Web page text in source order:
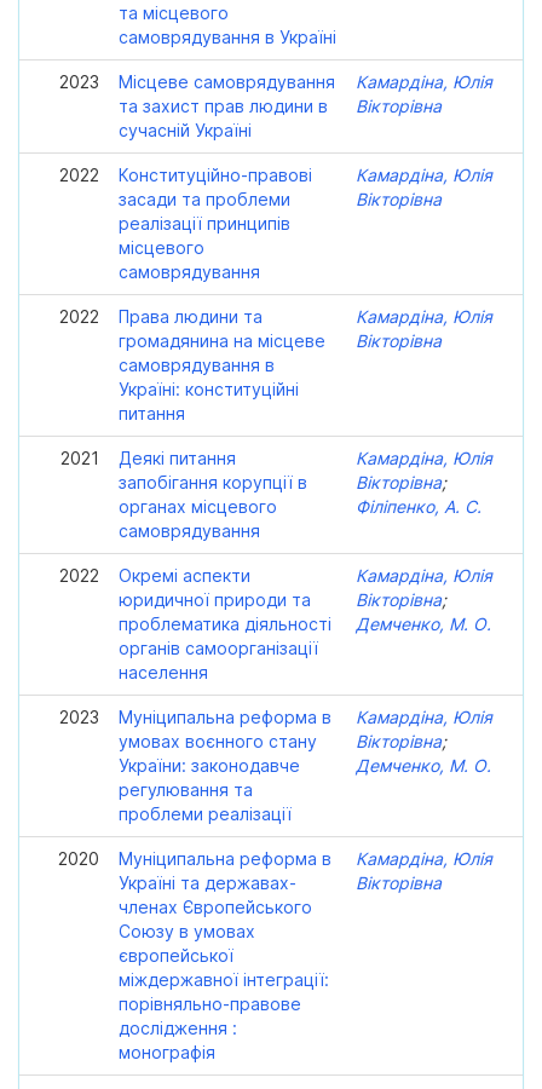
та місцевого
самоврядування в Україні
2023
Місцеве самоврядування
та захист прав людини в
сучасній Україні
Камардіна, Юлія
Вікторівна
2022
Конституційно-правові
засади та проблеми
реалізації принципів
місцевого
самоврядування
Камардіна, Юлія
Вікторівна
2022
Права людини та
громадянина на місцеве
самоврядування в
Україні: конституційні
питання
Камардіна, Юлія
Вікторівна
2021
Деякі питання
запобігання корупції в
органах місцевого
самоврядування
Камардіна, Юлія
Вікторівна;
Філіпенко, А. С.
2022
Окремі аспекти
юридичної природи та
проблематика діяльності
органів самоорганізації
населення
Камардіна, Юлія
Вікторівна;
Демченко, М. О.
2023
Муніципальна реформа в
умовах воєнного стану
України: законодавче
регулювання та
проблеми реалізації
Камардіна, Юлія
Вікторівна;
Демченко, М. О.
2020
Муніципальна реформа в
Україні та державах-
членах Європейського
Союзу в умовах
європейської
міждержавної інтеграції:
порівняльно-правове
дослідження :
монографія
Камардіна, Юлія
Вікторівна